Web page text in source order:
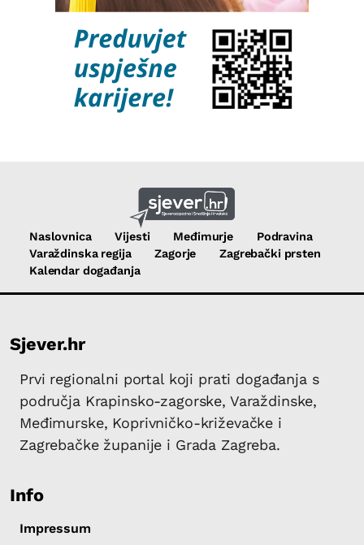
Naslovnica Vijesti Međimurje
Podravina
Varaždinska regija
Zagorje
Zagrebački prsten
Kalendar događanja
Sjever.hr
Prvi regionalni portal koji prati događanja s
područja Krapinsko-zagorske, Varaždinske,
Međimurske, Koprivničko-križevačke i
Zagrebačke županije i Grada Zagreba.
Info
Impressum